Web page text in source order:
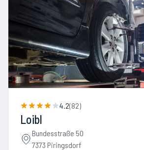
4.2(82)
Loibl
Bundesstraße 50
7373 Piringsdorf